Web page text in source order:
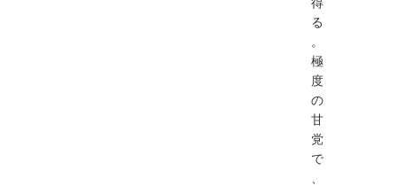
る
。
極
度
の
甘
党
で